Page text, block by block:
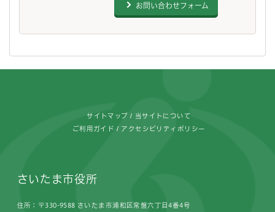
お問い合わせフォーム
サイトマップ 当サイトについて
ご利用ガイド アクセシビリティポリシー
さいたま市役所
住所：〒330-9588 さいたま市浦和区常盤六丁目4番4号